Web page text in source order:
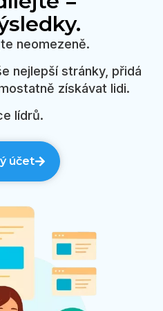
neomezeně.
nejlepší stránky, přidá
získávat lidi.
lídrů.
účet